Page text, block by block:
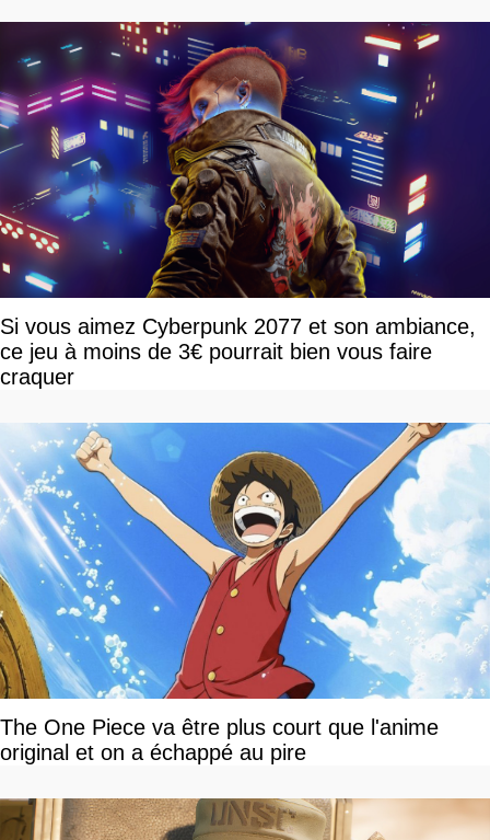
Si vous aimez Cyberpunk 2077 et son ambiance,
ce jeu à moins de 3€ pourrait bien vous faire
craquer
The One Piece va être plus court que l'anime
original et on a échappé au pire